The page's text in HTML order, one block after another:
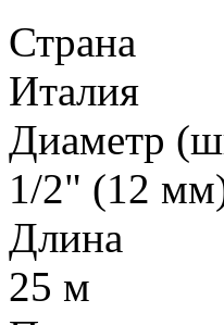
Страна
Италия
Диаметр
1/2" (12
Длина
25 м